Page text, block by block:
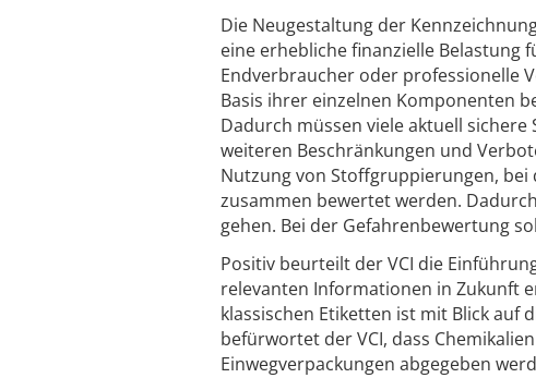
Die Neugestaltung der
eine erhebliche finanzielle
Endverbraucher oder professionelle
Basis ihrer einzelnen Komponenten
Dadurch müssen viele aktuell
weiteren Beschränkungen und
Nutzung von Stoffgruppierungen,
zusammen bewertet werden.
gehen. Bei der Gefahrenbewertung
Positiv beurteilt der VCI die
relevanten Informationen in Zukunft
klassischen Etiketten ist mit Blick auf
befürwortet der VCI, dass
Einwegverpackungen abgegeben